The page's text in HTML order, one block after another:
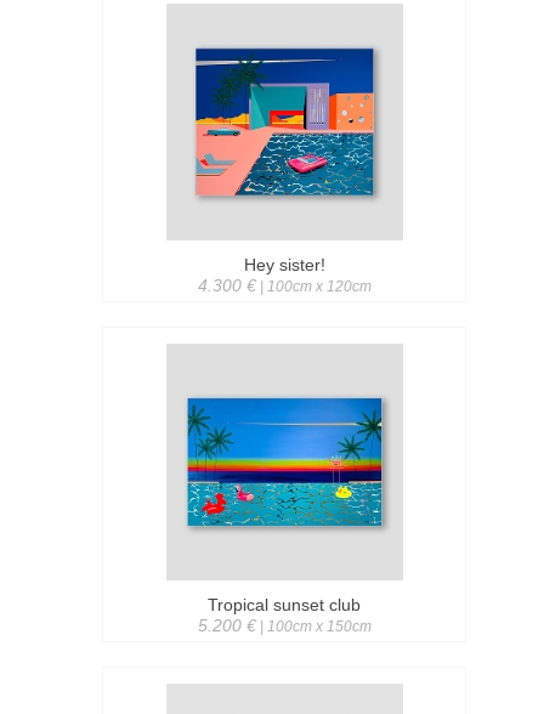
Hey sister!
4.300 €| 100cm x 120cm
Tropical sunset club
5.200 €| 100cm x 150cm